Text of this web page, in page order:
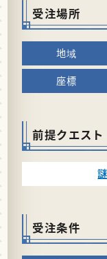
受注場所
前提クエスト
受注条件